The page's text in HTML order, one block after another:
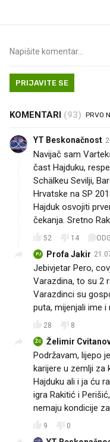
PRIJAVITE SE
KOMENTARI (93)
YT Beskonačnost
Navijač sam
čast Hajduku,
Schälkeu Sevilji,
Hrvatske na SP
Hajduk osvojiti
čekanja. Sretno
52 14
PJ Profa Jakir
Jebivjetar Pero,
Varazdina, to su 2
Varazdinci su
puta, mijenjali ime i
28 8
ŽC Želimir
Podržavam, lijepo
karijere u zemlji za
Hajduku ali i ja ću
igra Rakitić i
nemaju kondicije
9 0